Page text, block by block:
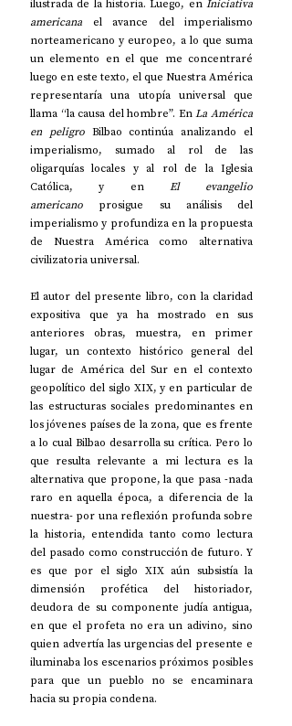
ilustrada de la historia. Luego, en Iniciativa
americana el avance del imperialismo
norteamericano y europeo, a lo que suma
un elemento en el que me concentraré
luego en este texto, el que Nuestra América
representaría una utopía universal que
llama “la causa del hombre”. En La América
en peligro Bilbao continúa analizando el
imperialismo, sumado al rol de las
oligarquías locales y al rol de la Iglesia
Católica, y en El evangelio
americano prosigue su análisis del
imperialismo y profundiza en la propuesta
de Nuestra América como alternativa
civilizatoria universal.
El autor del presente libro, con la claridad
expositiva que ya ha mostrado en sus
anteriores obras, muestra, en primer
lugar, un contexto histórico general del
lugar de América del Sur en el contexto
geopolítico del siglo XIX, y en particular de
las estructuras sociales predominantes en
los jóvenes países de la zona, que es frente
a lo cual Bilbao desarrolla su crítica. Pero lo
que resulta relevante a mi lectura es la
alternativa que propone, la que pasa -nada
raro en aquella época, a diferencia de la
nuestra- por una reflexión profunda sobre
la historia, entendida tanto como lectura
del pasado como construcción de futuro. Y
es que por el siglo XIX aún subsistía la
dimensión profética del historiador,
deudora de su componente judía antigua,
en que el profeta no era un adivino, sino
quien advertía las urgencias del presente e
iluminaba los escenarios próximos posibles
para que un pueblo no se encaminara
hacia su propia condena.